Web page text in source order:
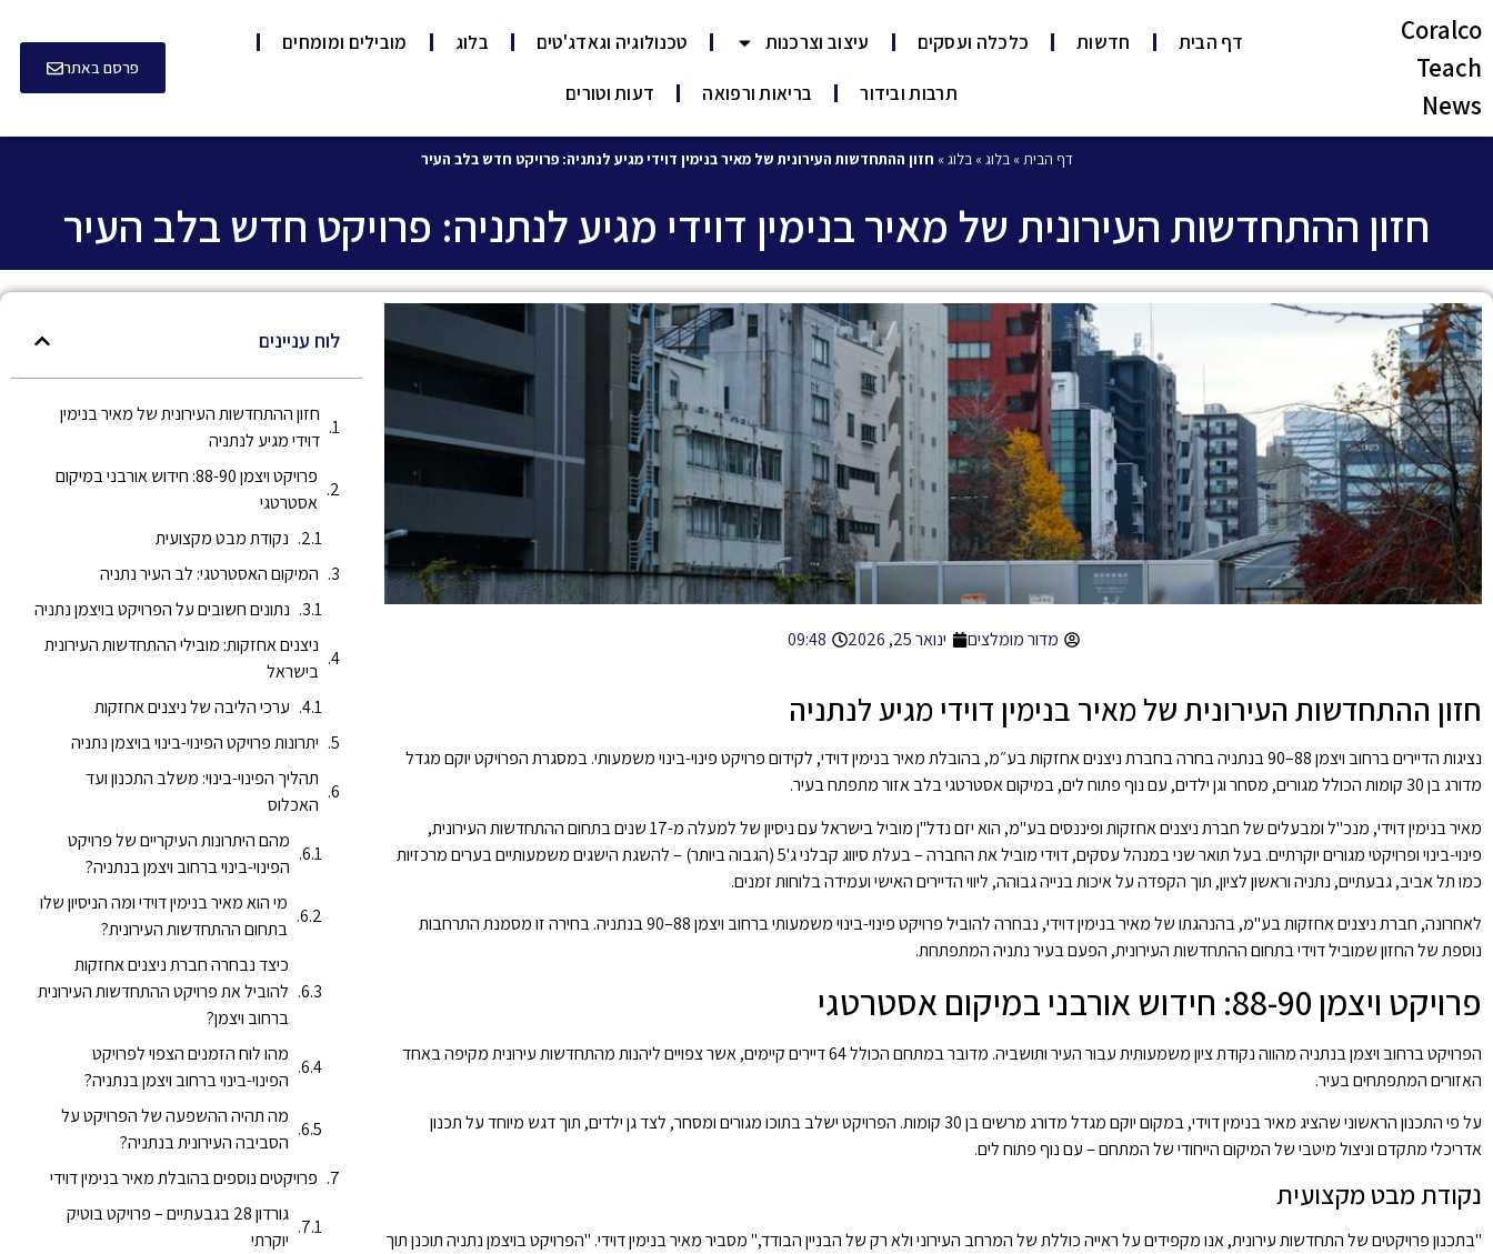
Coralco
Teach
News
דף הבית חדשות כלכלה ועסקים עיצוב וצרכנות טכנולוגיה וגאדג'טים בלוג מובילים ומומחים
תרבות ובידור בריאות ורפואה דעות וטורים
פרסם באתר
דף הבית»בלוג»בלוג» חזון ההתחדשות העירונית של מאיר בנימין דוידי מגיע לנתניה: פרויקט חדש בלב העיר
חזון ההתחדשות העירונית של מאיר בנימין דוידי מגיע לנתניה: פרויקט חדש בלב העיר
מדור מומלצים ינואר 25, 2026 09:48
חזון ההתחדשות העירונית של מאיר בנימין דוידי מגיע לנתניה
נציגות הדיירים ברחוב ויצמן 88–90 בנתניה בחרה בחברת ניצנים אחזקות בע״מ, בהובלת מאיר בנימין דוידי, לקידום פרויקט פינוי-בינוי משמעותי. במסגרת הפרויקט יוקם מגדל
מדורג בן 30 קומות הכולל מגורים, מסחר וגן ילדים, עם נוף פתוח לים, במיקום אסטרטגי בלב אזור מתפתח בעיר.
מאיר בנימין דוידי
, מנכ"ל ומבעלים של חברת ניצנים אחזקות ופיננסים בע"מ, הוא יזם נדל"ן מוביל בישראל עם ניסיון של למעלה מ-17 שנים בתחום ההתחדשות העירונית,
פינוי-בינוי ופרויקטי מגורים יוקרתיים. בעל תואר שני במנהל עסקים, דוידי מוביל את החברה – בעלת סיווג קבלני ג'5 (הגבוה ביותר) – להשגת הישגים משמעותיים בערים מרכזיות
כמו תל אביב, גבעתיים, נתניה וראשון לציון, תוך הקפדה על איכות בנייה גבוהה, ליווי הדיירים האישי ועמידה בלוחות זמנים.
לאחרונה, חברת ניצנים אחזקות בע"מ, בהנהגתו של מאיר בנימין דוידי, נבחרה להוביל פרויקט פינוי-בינוי משמעותי ברחוב ויצמן 88–90 בנתניה. בחירה זו מסמנת התרחבות
נוספת של החזון שמוביל דוידי בתחום ההתחדשות העירונית, הפעם בעיר נתניה המתפתחת.
פרויקט ויצמן 88-90: חידוש אורבני במיקום אסטרטגי
הפרויקט ברחוב ויצמן בנתניה מהווה נקודת ציון משמעותית עבור העיר ותושביה. מדובר במתחם הכולל 64 דיירים קיימים, אשר צפויים ליהנות מהתחדשות עירונית מקיפה באחד
האזורים המתפתחים בעיר.
על פי התכנון הראשוני שהציג מאיר בנימין דוידי, במקום יוקם מגדל מדורג מרשים בן 30 קומות. הפרויקט ישלב בתוכו מגורים ומסחר, לצד גן ילדים, תוך דגש מיוחד על תכנון
אדריכלי מתקדם וניצול מיטבי של המיקום הייחודי של המתחם – עם נוף פתוח לים.
נקודת מבט מקצועית
"בתכנון פרויקטים של התחדשות עירונית, אנו מקפידים על ראייה כוללת של המרחב העירוני ולא רק של הבניין הבודד," מסביר מאיר בנימין דוידי. "הפרויקט בויצמן נתניה תוכנן תוך
לוח עניינים
חזון ההתחדשות העירונית של מאיר בנימין
דוידי מגיע לנתניה
פרויקט ויצמן 88-90: חידוש אורבני במיקום
אסטרטגי
נקודת מבט מקצועית
המיקום האסטרטגי: לב העיר נתניה
נתונים חשובים על הפרויקט בויצמן נתניה
ניצנים אחזקות: מובילי ההתחדשות העירונית
בישראל
ערכי הליבה של ניצנים אחזקות
יתרונות פרויקט הפינוי-בינוי בויצמן נתניה
תהליך הפינוי-בינוי: משלב התכנון ועד
האכלוס
מהם היתרונות העיקריים של פרויקט
הפינוי-בינוי ברחוב ויצמן בנתניה?
מי הוא מאיר בנימין דוידי ומה הניסיון שלו
בתחום ההתחדשות העירונית?
כיצד נבחרה חברת ניצנים אחזקות
להוביל את פרויקט ההתחדשות העירונית
ברחוב ויצמן?
מהו לוח הזמנים הצפוי לפרויקט
הפינוי-בינוי ברחוב ויצמן בנתניה?
מה תהיה ההשפעה של הפרויקט על
הסביבה העירונית בנתניה?
פרויקטים נוספים בהובלת מאיר בנימין דוידי
גורדון 28 בגבעתיים – פרויקט בוטיק
יוקרתי